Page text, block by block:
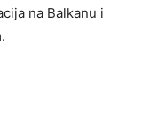
na Balkanu i